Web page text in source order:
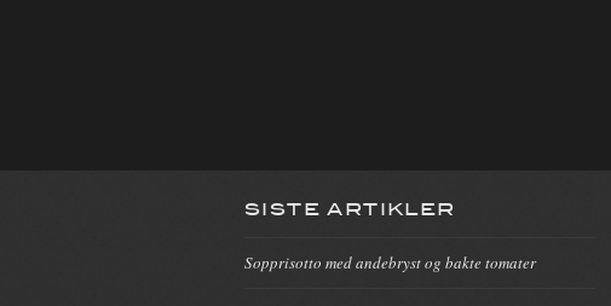
SISTE ARTIKLER
Sopprisotto med andebryst og bakte tomater